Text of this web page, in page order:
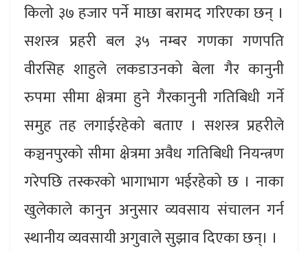
किलो ३७ हजार पर्ने माछा बरामद गरिएका छन् ।
सशस्त्र प्रहरी बल ३५ नम्बर गणका गणपति
वीरसिह शाहुले लकडाउनको बेला गैर कानुनी
रुपमा सीमा क्षेत्रमा हुने गैरकानुनी गतिबिधी गर्ने
समुह तह लगाईरहेको बताए । सशस्त्र प्रहरीले
कञ्चनपुरको सीमा क्षेत्रमा अवैध गतिबिधी नियन्त्रण
गरेपछि तस्करको भागाभाग भईरहेको छ । नाका
खुलेकाले कानुन अनुसार व्यवसाय संचालन गर्न
स्थानीय व्यवसायी अगुवाले सुझाव दिएका छन्। ।